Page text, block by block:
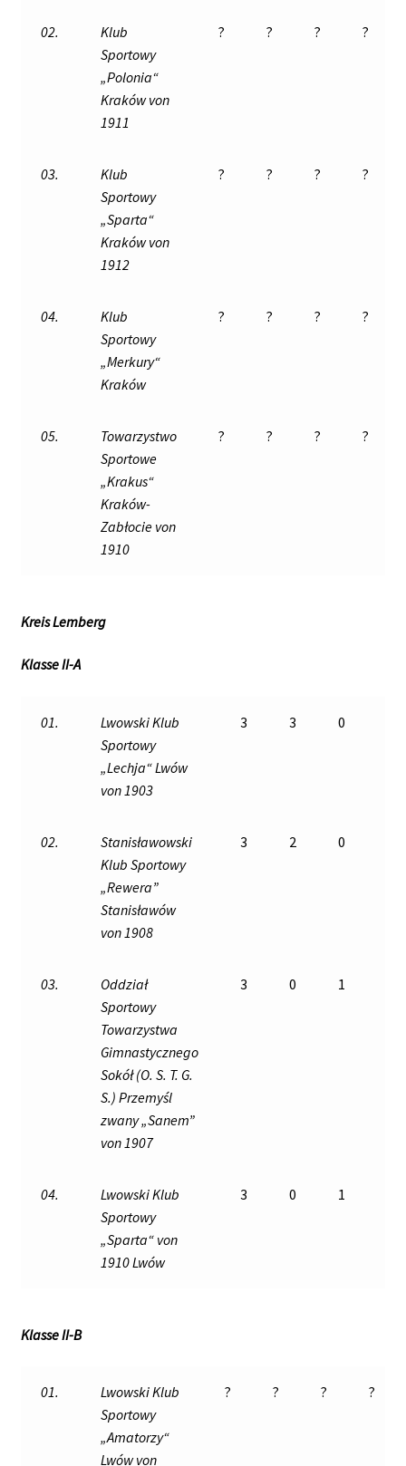
02.
Klub
Sportowy
„Polonia“
Kraków von
1911
? ? ? ?
03.
Klub
Sportowy
„Sparta“
Kraków von
1912
? ? ? ?
04.
Klub
Sportowy
„Merkury“
Kraków
? ? ? ?
05.
Towarzystwo
Sportowe
„Krakus“
Kraków-
Zabłocie von
1910
? ? ? ?
Kreis Lemberg
Klasse II-A
01.
Lwowski Klub
Sportowy
„Lechja“ Lwów
von 1903
3 3 0
02.
Stanisławowski
Klub Sportowy
„Rewera”
Stanisławów
von 1908
3 2 0
03.
Oddział
Sportowy
Towarzystwa
Gimnastycznego
Sokół (O. S. T. G.
S.) Przemyśl
zwany „Sanem”
von 1907
3 0 1
04.
Lwowski Klub
Sportowy
„Sparta“ von
1910 Lwów
3 0 1
Klasse II-B
01.
Lwowski Klub
Sportowy
„Amatorzy“
Lwów von
? ? ? ?